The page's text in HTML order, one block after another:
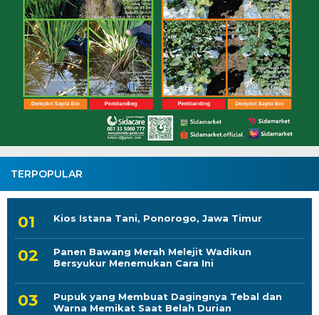
TERPOPULAR
Kios Istana Tani, Ponorogo, Jawa Timur
Panen Bawang Merah Melejit Wadikun
Bersyukur Menemukan Cara Ini
Pupuk yang Membuat Dagingnya Tebal dan
Warna Memikat Saat Belah Durian